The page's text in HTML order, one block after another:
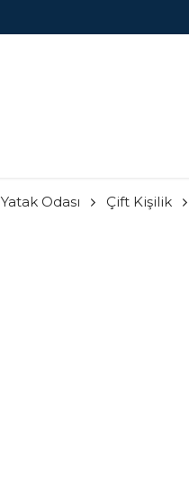
Yatak Odası Çift Kişilik